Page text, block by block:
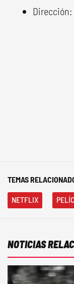
TEMAS
NETFLIX
NOTICIAS